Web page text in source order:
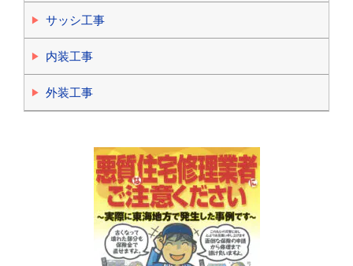
サッシ工事
内装工事
外装工事